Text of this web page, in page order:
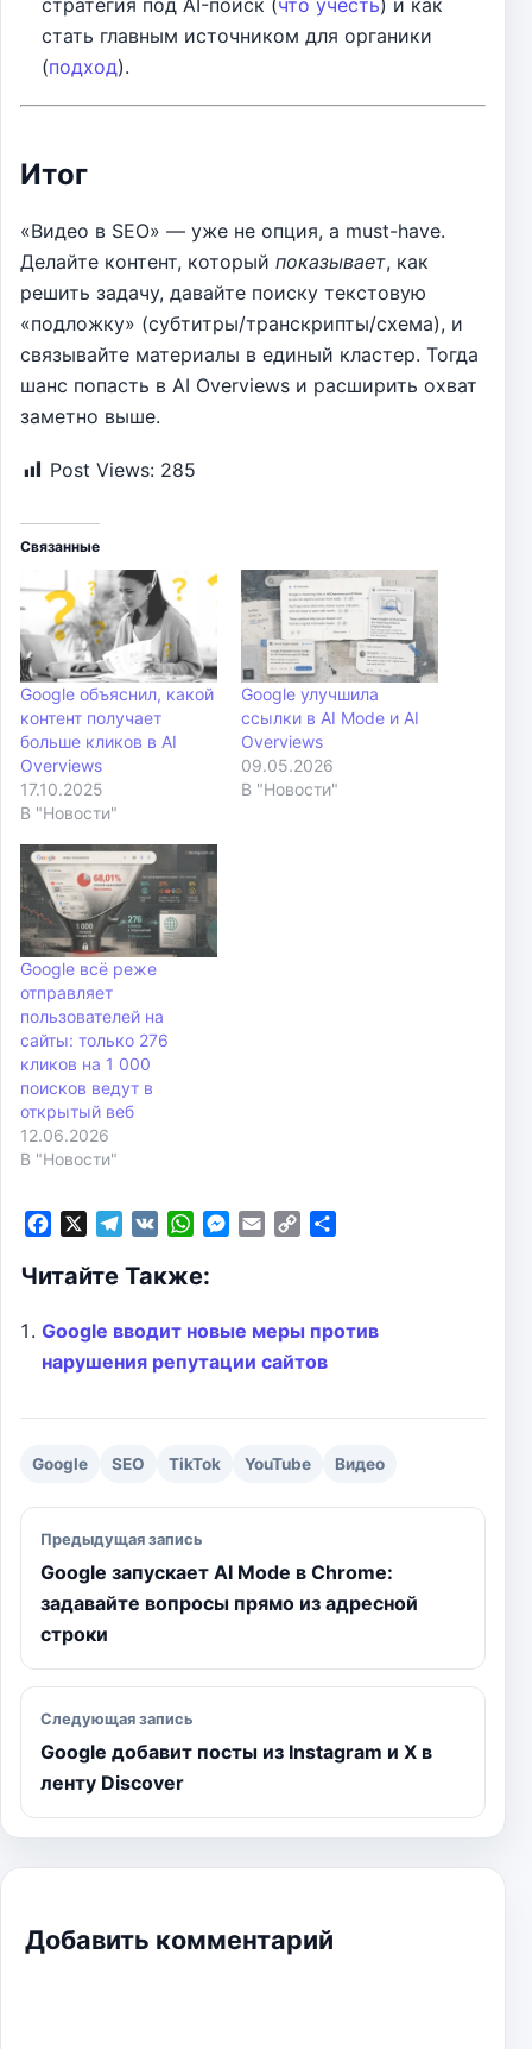
стать главным источником для органики
(подход).
Итог
«Видео в SEO» — уже не опция, а must-have.
Делайте контент, который показывает, как
решить задачу, давайте поиску текстовую
«подложку» (субтитры/транскрипты/схема), и
связывайте материалы в единый кластер. Тогда
шанс попасть в AI Overviews и расширить охват
заметно выше.
Post Views: 285
Связанные
Google объяснил, какой
контент получает
больше кликов в AI
Overviews
17.10.2025
В "Новости"
Google улучшила
ссылки в AI Mode и AI
Overviews
09.05.2026
В "Новости"
Google всё реже
отправляет
пользователей на
сайты: только 276
кликов на 1 000
поисков ведут в
открытый веб
12.06.2026
В "Новости"
c
b
o
l
g
r
W
a
s
A
M
e
n
g
l
L
i
а
Читайте Также:
Google вводит новые меры против
нарушения репутации сайтов
Google SEO TikTok YouTube Видео
Навигация по записям
Предыдущая запись
Google запускает AI Mode в Chrome:
задавайте вопросы прямо из адресной
строки
Следующая запись
Google добавит посты из Instagram и X в
ленту Discover
Добавить комментарий